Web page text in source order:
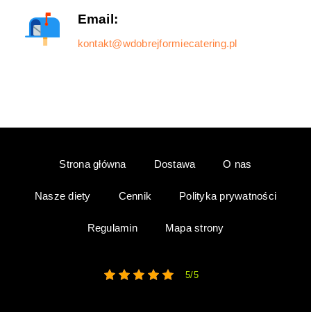
Email:
kontakt@wdobrejformiecatering.pl
Strona główna Dostawa O nas
Nasze diety Cennik Polityka prywatności
Regulamin Mapa strony
5/5